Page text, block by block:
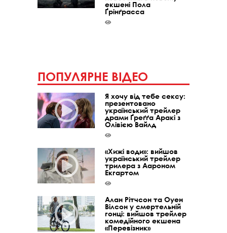
екшені Пола
Ґрінґрасса
ПОПУЛЯРНЕ ВІДЕО
Я хочу від тебе сексу:
презентовано
український трейлер
драми Ґреґґа Аракі з
Олівією Вайлд
«Хижі води»: вийшов
український трейлер
трилера з Аароном
Екгартом
Алан Рітчсон та Оуен
Вілсон у смертельній
гонці: вийшов трейлер
комедійного екшена
«Перевізник»